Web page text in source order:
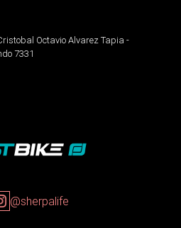
Octavio Alvarez Tapia -
7331
@sherpalife